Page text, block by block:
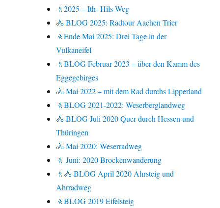
🚶2025 – Ith- Hils Weg
🚴 BLOG 2025: Radtour Aachen Trier
🚶Ende Mai 2025: Drei Tage in der
Vulkaneifel
🚶BLOG Februar 2023 – über den Kamm des
Eggegebirges
🚴 Mai 2022 – mit dem Rad durchs Lipperland
🚶BLOG 2021-2022: Weserberglandweg
🚴 BLOG Juli 2020 Quer durch Hessen und
Thüringen
🚴 Mai 2020: Weserradweg
🚶 Juni: 2020 Brockenwanderung
🚶🚴 BLOG April 2020 Ahrsteig und
Ahrradweg
🚶BLOG 2019 Eifelsteig